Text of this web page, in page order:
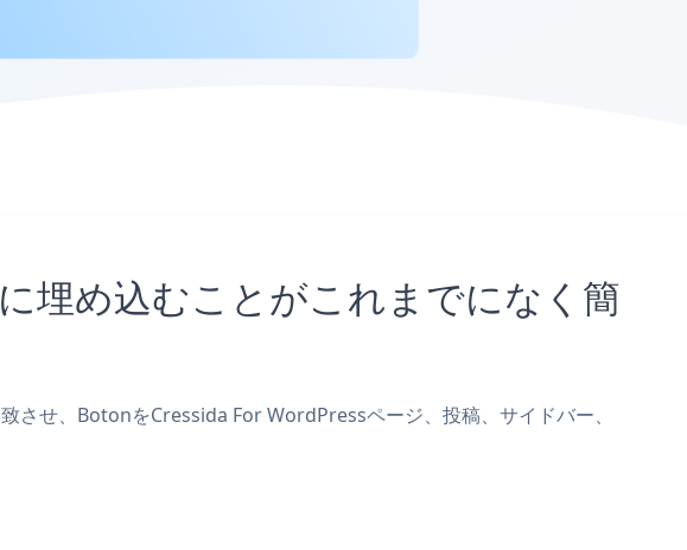
め込むことがこれまでになく簡
せ、BotonをCressida For WordPressページ、投稿、サイドバー、